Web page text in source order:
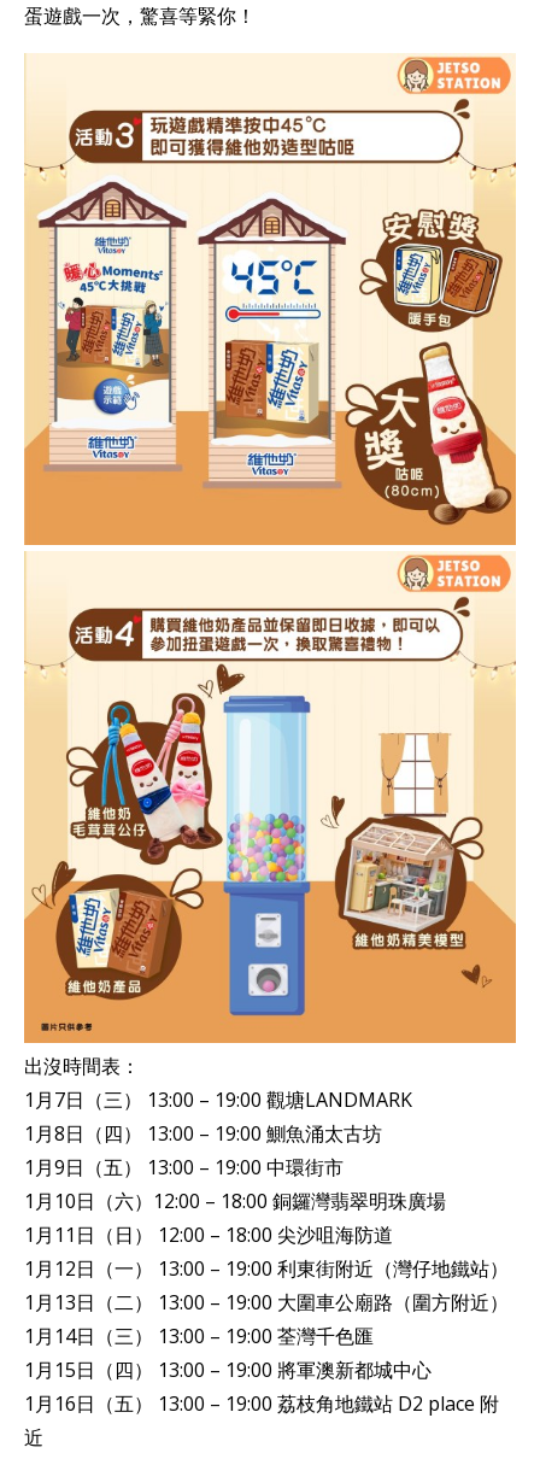
蛋遊戲一次，驚喜等緊你！
出沒時間表：
1月7日（三） 13:00 – 19:00 觀塘LANDMARK
1月8日（四） 13:00 – 19:00 鰂魚涌太古坊
1月9日（五） 13:00 – 19:00 中環街市
1月10日（六）12:00 – 18:00 銅鑼灣翡翠明珠廣場
1月11日（日） 12:00 – 18:00 尖沙咀海防道
1月12日（一） 13:00 – 19:00 利東街附近（灣仔地鐵站）
1月13日（二） 13:00 – 19:00 大圍車公廟路（圍方附近）
1月14日（三） 13:00 – 19:00 荃灣千色匯
1月15日（四） 13:00 – 19:00 將軍澳新都城中心
1月16日（五） 13:00 – 19:00 荔枝角地鐵站 D2 place 附
近